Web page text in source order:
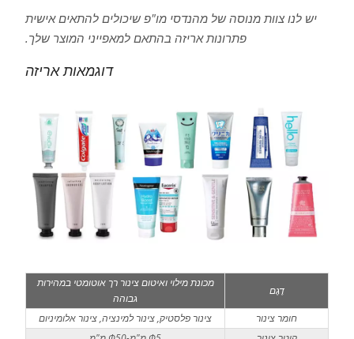
יש לנו צוות מנוסה של מהנדסי מו"פ שיכולים להתאים אישית
פתרונות אריזה בהתאם למאפייני המוצר שלך.
דוגמאות אריזה
דֶגֶם
מכונת מילוי ואיטום צינור רך אוטומטי במהירות
גבוהה
חומר צינור
צינור פלסטיק, צינור למינציה, צינור אלומיניום